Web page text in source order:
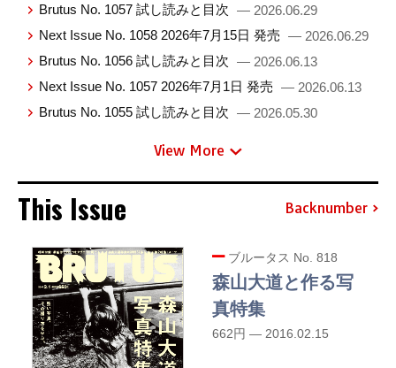
Brutus No. 1057 試し読みと目次 — 2026.06.29
Next Issue No. 1058 2026年7月15日 発売 — 2026.06.29
Brutus No. 1056 試し読みと目次 — 2026.06.13
Next Issue No. 1057 2026年7月1日 発売 — 2026.06.13
Brutus No. 1055 試し読みと目次 — 2026.05.30
View More
This Issue Backnumber
ブルータス No. 818
森山大道と作る写
真特集
662円 — 2016.02.15